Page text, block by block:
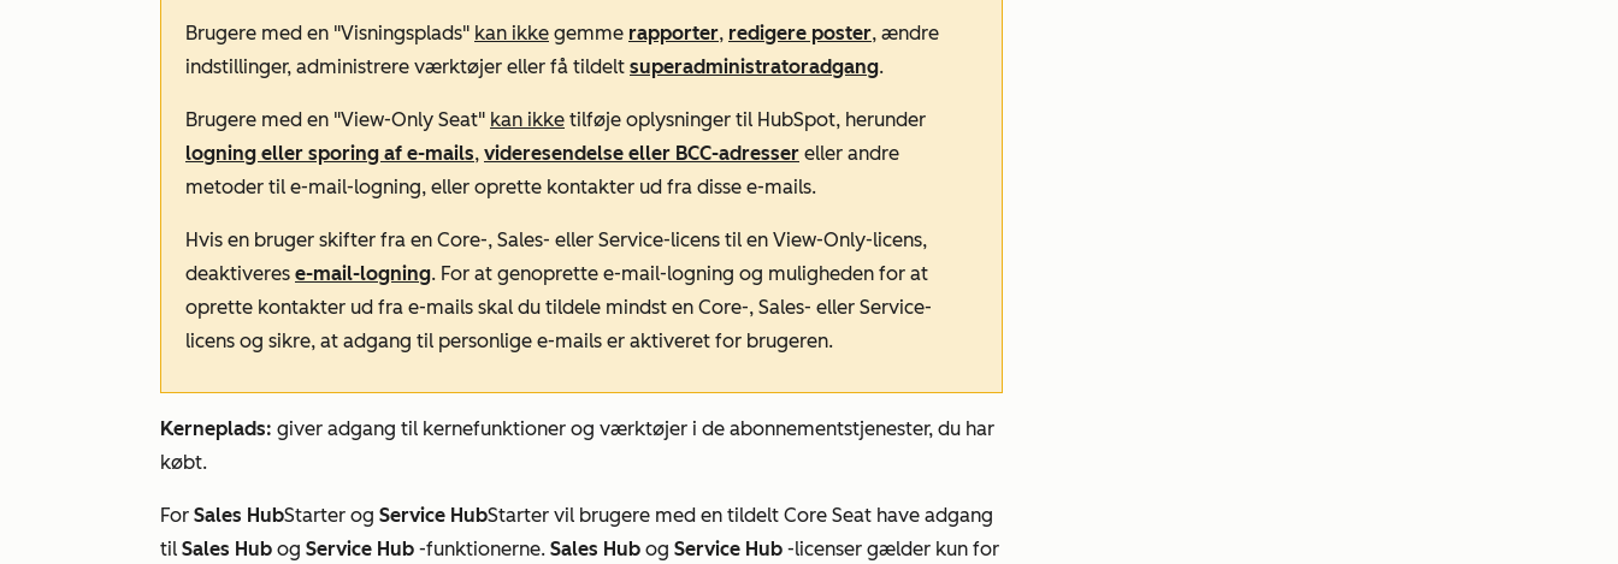
Brugere med en "Visningsplads" kan ikke gemme rapporter, redigere poster, ændre
indstillinger, administrere værktøjer eller få tildelt superadministratoradgang.
Brugere med en "View-Only Seat" kan ikke tilføje oplysninger til HubSpot, herunder
logning eller sporing af e-mails, videresendelse eller BCC-adresser eller andre
metoder til e-mail-logning, eller oprette kontakter ud fra disse e-mails.
Hvis en bruger skifter fra en Core-, Sales- eller Service-licens til en View-Only-licens,
deaktiveres e-mail-logning. For at genoprette e-mail-logning og muligheden for at
oprette kontakter ud fra e-mails skal du tildele mindst en Core-, Sales- eller Service-
licens og sikre, at adgang til personlige e-mails er aktiveret for brugeren.
Kerneplads: giver adgang til kernefunktioner og værktøjer i de abonnementstjenester, du har
købt.
For Sales HubStarter og Service HubStarter vil brugere med en tildelt Core Seat have adgang
til Sales Hub og Service Hub -funktionerne. Sales Hub og Service Hub -licenser gælder kun for